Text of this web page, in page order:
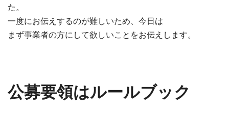
た。
一度にお伝えするのが難しいため、今日は
まず事業者の方にして欲しいことをお伝えします。
公募要領はルールブック